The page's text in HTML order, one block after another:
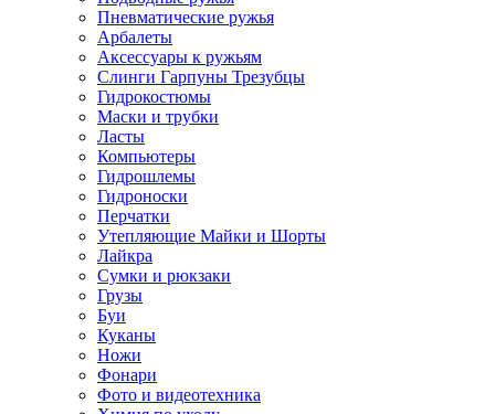
Пневматические ружья
Арбалеты
Аксессуары к ружьям
Слинги Гарпуны Трезубцы
Гидрокостюмы
Маски и трубки
Ласты
Компьютеры
Гидрошлемы
Гидроноски
Перчатки
Утепляющие Майки и Шорты
Лайкра
Сумки и рюкзаки
Грузы
Буи
Куканы
Ножи
Фонари
Фото и видеотехника